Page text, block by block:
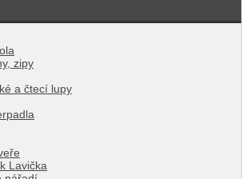
zipy
a čtecí lupy
Lavička